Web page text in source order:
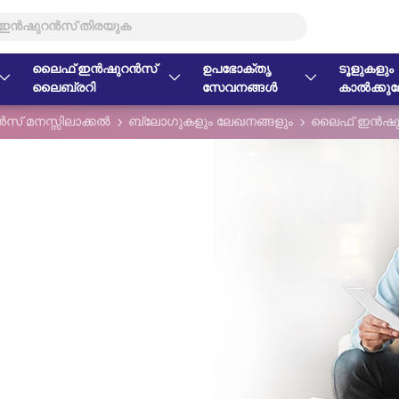
ലൈഫ് ഇൻഷുറൻസ്
ലൈബ്രറി
ഉപഭോക്തൃ
സേവനങ്ങൾ
ടൂളുകളും
ബ്ലോഗുകളും ലേഖനങ്ങളും ലൈഫ്